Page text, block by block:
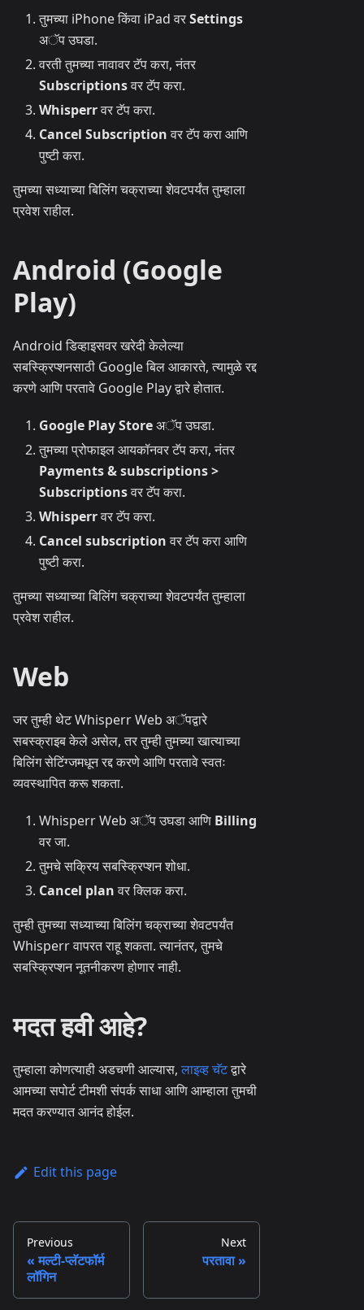
तुमच्या iPhone किंवा iPad वरSettings
अॅप उघडा.
वरती तुमच्या नावावर टॅप करा, नंतर
Subscriptionsवर टॅप करा.
Whisperrवर टॅप करा.
Cancel Subscriptionवर टॅप करा आणि
पुष्टी करा.
तुमच्या सध्याच्या बिलिंग चक्राच्या शेवटपर्यंत तुम्हाला
प्रवेश राहील.
Android (Google
Play)
Android डिव्हाइसवर खरेदी केलेल्या
सबस्क्रिप्शनसाठी Google बिल आकारते, त्यामुळे रद्द
करणे आणि परतावे Google Play द्वारे होतात.
Google Play Storeअॅप उघडा.
तुमच्या प्रोफाइल आयकॉनवर टॅप करा, नंतर
Payments & subscriptions >
Subscriptionsवर टॅप करा.
Whisperrवर टॅप करा.
Cancel subscriptionवर टॅप करा आणि
पुष्टी करा.
तुमच्या सध्याच्या बिलिंग चक्राच्या शेवटपर्यंत तुम्हाला
प्रवेश राहील.
Web
जर तुम्ही थेट Whisperr Web अॅपद्वारे
सबस्क्राइब केले असेल, तर तुम्ही तुमच्या खात्याच्या
बिलिंग सेटिंग्जमधून रद्द करणे आणि परतावे स्वतः
व्यवस्थापित करू शकता.
Whisperr Web अॅप उघडा आणि Billing
वर जा.
तुमचे सक्रिय सबस्क्रिप्शन शोधा.
Cancel planवर क्लिक करा.
तुम्ही तुमच्या सध्याच्या बिलिंग चक्राच्या शेवटपर्यंत
Whisperr वापरत राहू शकता. त्यानंतर, तुमचे
सबस्क्रिप्शन नूतनीकरण होणार नाही.
मदत हवी आहे?
तुम्हाला कोणत्याही अडचणी आल्यास,लाइव्ह चॅटद्वारे
आमच्या सपोर्ट टीमशी संपर्क साधा आणि आम्हाला तुमची
मदत करण्यात आनंद होईल.
Edit this page
Previous
मल्टी-प्लॅटफॉर्म
लॉगिन
Next
परतावा